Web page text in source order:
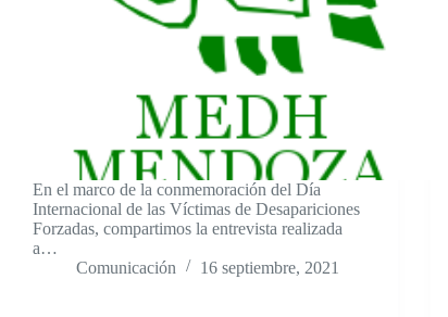
En el marco de la conmemoración del Día
Internacional de las Víctimas de Desapariciones
Forzadas, compartimos la entrevista realizada
a…
Comunicación
16 septiembre, 2021